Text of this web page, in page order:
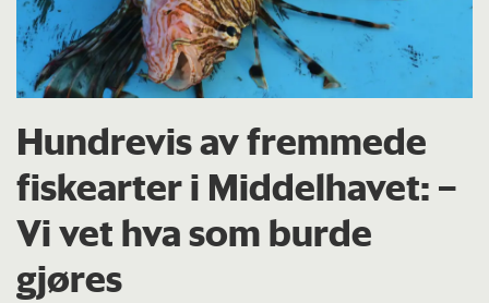
Hundrevis av fremmede
fiskearter i Middelhavet: –
Vi vet hva som burde
gjøres